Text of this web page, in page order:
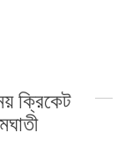
ক্রিকেট